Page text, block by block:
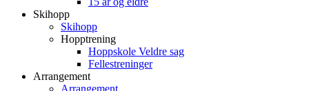
Skihopp
Skihopp
Hopptrening
Hoppskole Veldre sag
Fellestreninger
Arrangement
Arrangement